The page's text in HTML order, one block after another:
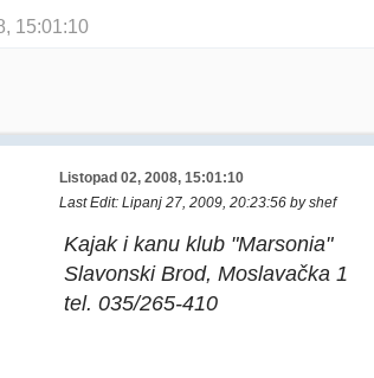
15:01:10
Listopad 02, 2008, 15:01:10
Last Edit: Lipanj 27, 2009, 20:23:56 by shef
Kajak i kanu klub "Marsonia"
Slavonski Brod, Moslavačka 1
tel. 035/265-410